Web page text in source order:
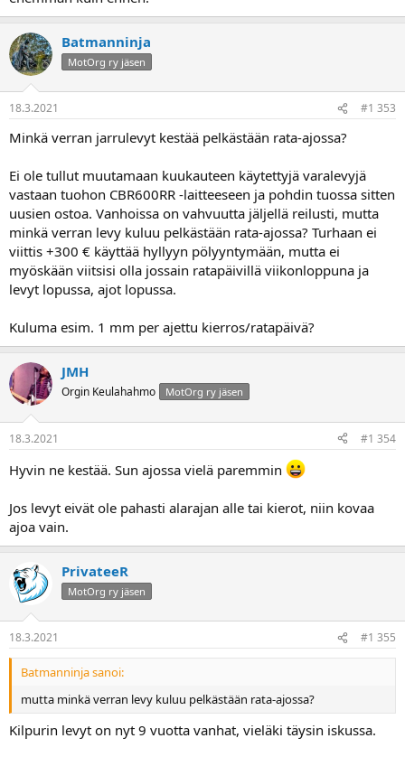
Batmanninja
MotOrg ry jäsen
18.3.2021 #1 353
Minkä verran jarrulevyt kestää pelkästään rata-ajossa?
Ei ole tullut muutamaan kuukauteen käytettyjä varalevyjä
vastaan tuohon CBR600RR -laitteeseen ja pohdin tuossa sitten
uusien ostoa. Vanhoissa on vahvuutta jäljellä reilusti, mutta
minkä verran levy kuluu pelkästään rata-ajossa? Turhaan ei
viittis +300 € käyttää hyllyyn pölyyntymään, mutta ei
myöskään viitsisi olla jossain ratapäivillä viikonloppuna ja
levyt lopussa, ajot lopussa.
Kuluma esim. 1 mm per ajettu kierros/ratapäivä?
JMH
Orgin Keulahahmo MotOrg ry jäsen
18.3.2021 #1 354
Hyvin ne kestää. Sun ajossa vielä paremmin
Jos levyt eivät ole pahasti alarajan alle tai kierot, niin kovaa
ajoa vain.
PrivateeR
MotOrg ry jäsen
18.3.2021 #1 355
Batmanninja sanoi:
mutta minkä verran levy kuluu pelkästään rata-ajossa?
Kilpurin levyt on nyt 9 vuotta vanhat, vieläki täysin iskussa.